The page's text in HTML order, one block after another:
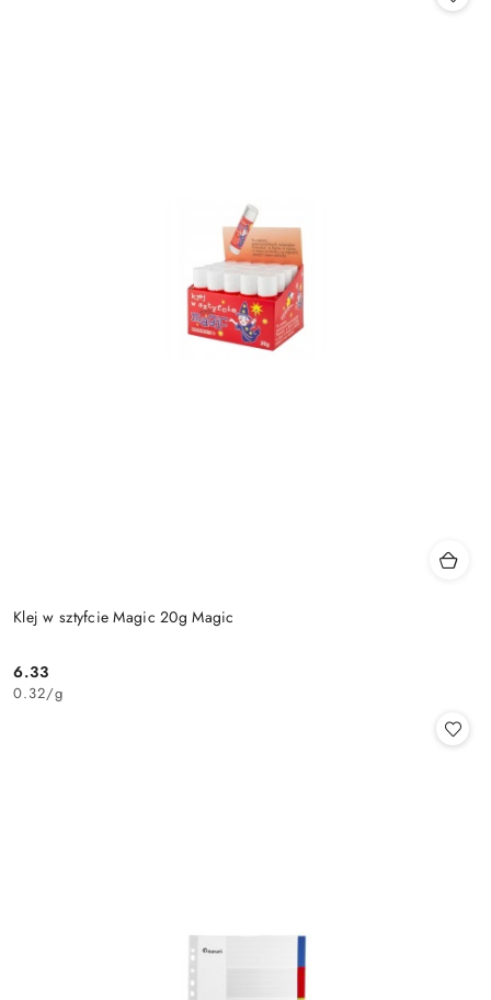
Klej w sztyfcie Magic 20g Magic
Cena:
6.33
0.32/g